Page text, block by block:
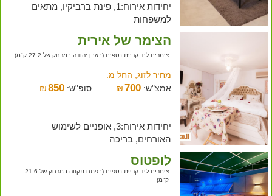
יחידות אירוח:1, פינת ברביקיו, מתאים
למשפחות
הצימר של אירית
צימרים ליד קריית נטפים (באבן יהודה במרחק של 27.2 ק"מ)
מחיר לזוג, החל מ:
אמצ"ש:
₪700 סופ"ש: ₪ 850
יחידות אירוח:3, אופניים לשימוש
האורחים, בריכה
לופטוס
צימרים ליד קריית נטפים (בפתח תקווה במרחק של 21.6
ק"מ)